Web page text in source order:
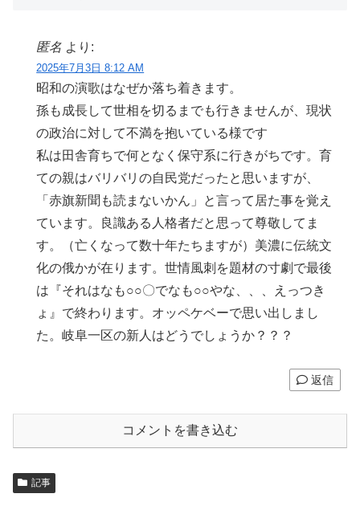
匿名 より:
2025年7月3日 8:12 AM
昭和の演歌はなぜか落ち着きます。
孫も成長して世相を切るまでも行きませんが、現状
の政治に対して不満を抱いている様です
私は田舎育ちで何となく保守系に行きがちです。育
ての親はバリバリの自民党だったと思いますが、
「赤旗新聞も読まないかん」と言って居た事を覚え
ています。良識ある人格者だと思って尊敬してま
す。（亡くなって数十年たちますが）美濃に伝統文
化の俄かが在ります。世情風刺を題材の寸劇で最後
は『それはなも○○〇でなも○○やな、、、えっつき
ょ』で終わります。オッペケベーで思い出しまし
た。岐阜一区の新人はどうでしょうか？？？
返信
コメントを書き込む
記事